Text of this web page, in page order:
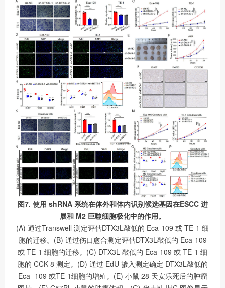
图7. 使用 shRNA 系统在体外和体内识别候选基因在ESCC 进
展和 M2 巨噬细胞极化中的作用。
(A) 通过Transwell 测定评估DTX3L敲低的 Eca-109 或 TE-1 细
胞的迁移。(B) 通过伤口愈合测定评估DTX3L敲低的 Eca-109
或 TE-1 细胞的迁移。(C) DTX3L 敲低的 Eca-109 或 TE-1 细
胞的 CCK-8 测定。(D) 通过 EdU 掺入测定确定 DTX3L敲低的
Eca -109 或TE-1细胞的增殖。(E) 小鼠 28 天安乐死后的肿瘤